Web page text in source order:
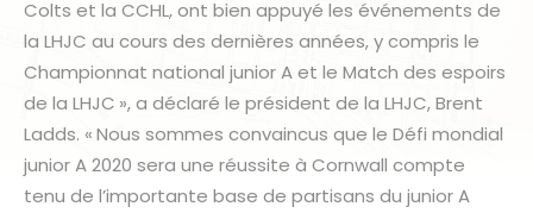
Colts et la CCHL, ont bien appuyé les événements de
la LHJC au cours des dernières années, y compris le
Championnat national junior A et le Match des espoirs
de la LHJC », a déclaré le président de la LHJC, Brent
Ladds. « Nous sommes convaincus que le Défi mondial
junior A 2020 sera une réussite à Cornwall compte
tenu de l’importante base de partisans du junior A